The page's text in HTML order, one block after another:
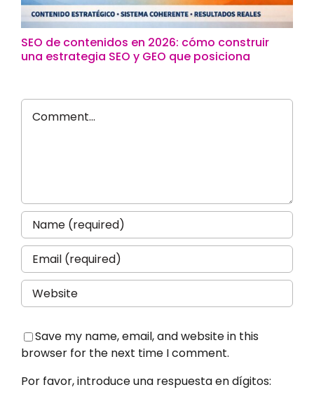
SEO de contenidos en 2026: cómo construir
una estrategia SEO y GEO que posiciona
Comment
Save my name, email, and website in this
browser for the next time I comment.
Por favor, introduce una respuesta en dígitos: